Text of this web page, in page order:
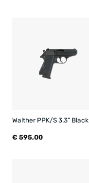
Walther PPK/S 3.3” Black
€ 595,00